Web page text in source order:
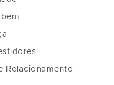
Relacionamento